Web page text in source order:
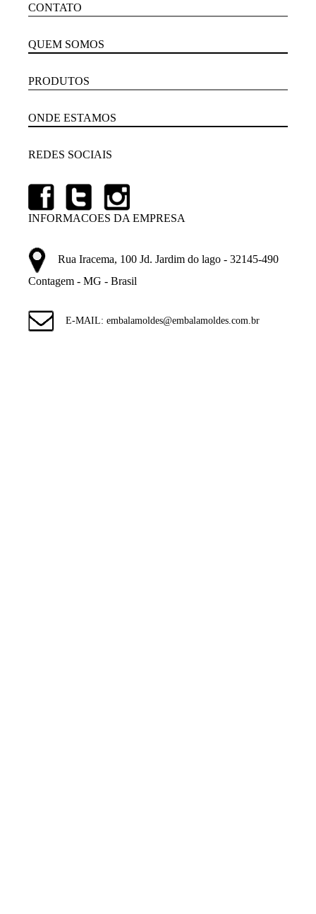
CONTATO
QUEM SOMOS
PRODUTOS
ONDE ESTAMOS
REDES SOCIAIS
INFORMACOES DA EMPRESA
Rua Iracema, 100 Jd. Jardim do lago - 32145-490
Contagem - MG - Brasil
E-MAIL: embalamoldes@embalamoldes.com.br